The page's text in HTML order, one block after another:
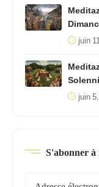
juin
juin
S'abonner